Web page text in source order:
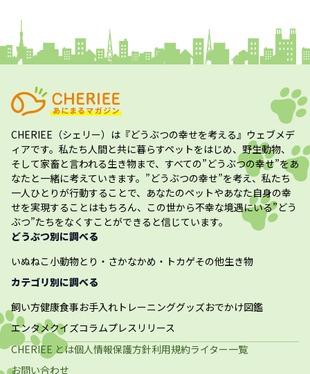
CHERIEE（シェリー） は『どうぶつの幸せを考える』ウェブメデ
ィアです。私たち人間と共に暮らすペットをはじめ、野生動物、
そして家畜と言われる生き物まで、すべての”どうぶつの幸せ”をあ
なたと一緒に考えていきます。”どうぶつの幸せ”を考え、私たち
一人ひとりが行動することで、あなたのペットやあなた自身の幸
せを実現することはもちろん、この世から不幸な境遇にいる”どう
ぶつ”たちをなくすことができると信じています。
どうぶつ別に調べる
いぬねこ小動物とり・さかなかめ・トカゲその他生き物
カテゴリ別に調べる
飼い方健康食事お手入れ トレーニンググッズおでかけ図鑑
エンタメクイズコラムプレスリリース
CHERIEE とは個人情報保護方針利用規約ライター一覧
お問い合わせ